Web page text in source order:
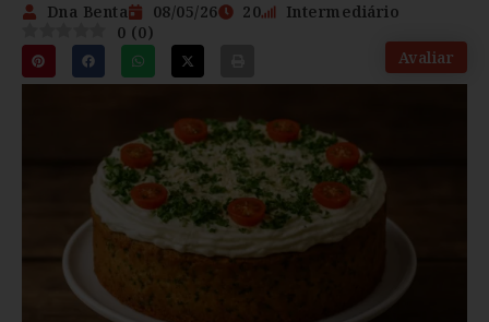
Dna Benta 08/05/26 20
Intermediário
0 (0)
Avaliar